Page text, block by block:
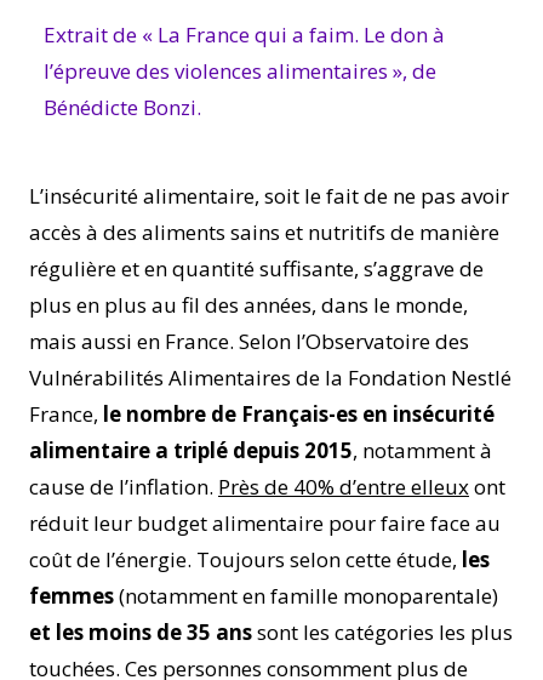
Extrait de « La France qui a faim. Le don à
l’épreuve des violences alimentaires », de
Bénédicte Bonzi.
L’insécurité alimentaire, soit le fait de ne pas avoir
accès à des aliments sains et nutritifs de manière
régulière et en quantité suffisante, s’aggrave de
plus en plus au fil des années, dans le monde,
mais aussi en France. Selon l’Observatoire des
Vulnérabilités Alimentaires de la Fondation Nestlé
France, le nombre de Français-es en insécurité
alimentaire a triplé depuis 2015, notamment à
cause de l’inflation. Près de 40% d’entre elleuxont
réduit leur budget alimentaire pour faire face au
coût de l’énergie. Toujours selon cette étude, les
femmes(notamment en famille monoparentale)
et les moins de 35 anssont les catégories les plus
touchées. Ces personnes consomment plus de